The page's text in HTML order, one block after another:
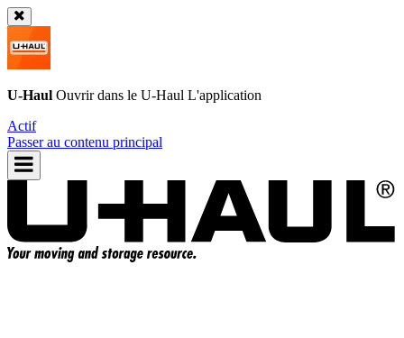
U-Haul Ouvrir dans le U-Haul L'application
Actif
Passer au contenu principal